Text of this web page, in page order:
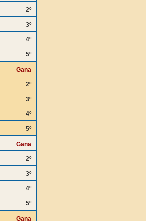
2º
3º
4º
5º
Gana
2º
3º
4º
5º
Gana
2º
3º
4º
5º
Gana